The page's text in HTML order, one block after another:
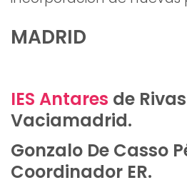
MADRID
IES Antares de Rivas
Vaciamadrid.
Gonzalo De Casso
Coordinador ER.